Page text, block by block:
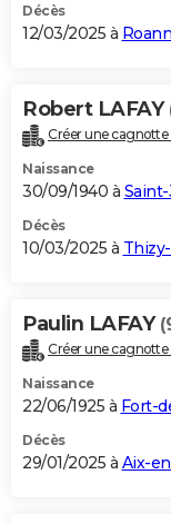
Décès
12/03/2025 à
Robert LAFAY
Créer une cagnotte
Naissance
30/09/1940 à
Décès
10/03/2025 à
Paulin LAFAY
Créer une cagnotte
Naissance
22/06/1925 à Fort-
Décès
29/01/2025 à Aix-